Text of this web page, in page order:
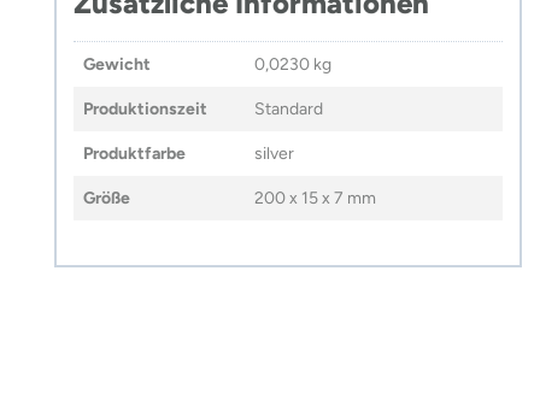
Gewicht 0,0230 kg
Produktionszeit Standard
Produktfarbe silver
Größe 200 x 15 x 7 mm